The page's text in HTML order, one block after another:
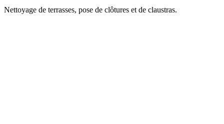
Nettoyage de terrasses, pose de clôtures et de claustras.